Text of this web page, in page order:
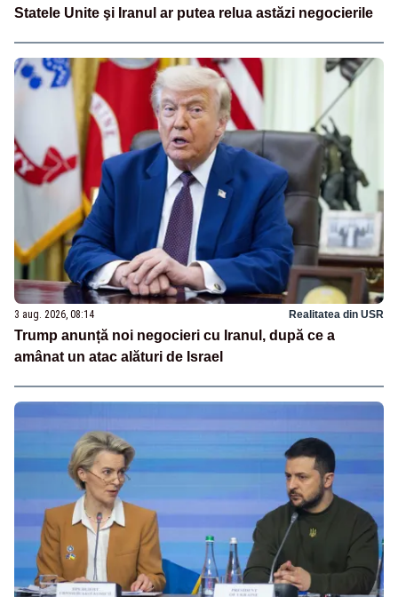
Statele Unite şi Iranul ar putea relua astăzi negocierile
3 aug. 2026, 08:14 Realitatea din USR
Trump anunță noi negocieri cu Iranul, după ce a
amânat un atac alături de Israel